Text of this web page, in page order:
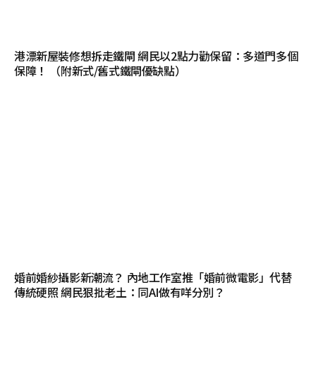
港漂新屋裝修想拆走鐵閘 網民以2點力勸保留：多道門多個
保障！ （附新式/舊式鐵閘優缺點）
婚前婚紗攝影新潮流？ 內地工作室推「婚前微電影」代替
傳統硬照 網民狠批老土：同AI做有咩分別？